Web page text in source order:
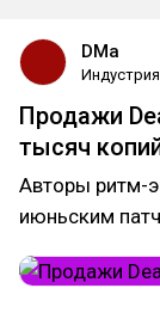
DMa
Индустрия
Продажи
тысяч
Авторы ритм-
июньским